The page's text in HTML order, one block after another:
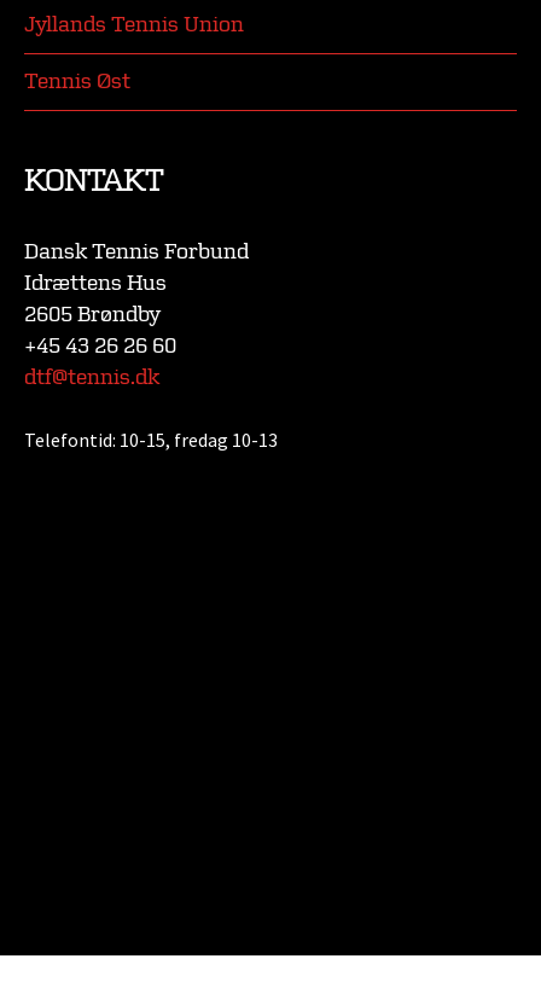
Jyllands Tennis Union
Tennis Øst
KONTAKT
Dansk Tennis Forbund
Idrættens Hus
2605 Brøndby
+45 43 26 26 60
dtf@tennis.dk
Telefontid: 10-15, fredag 10-13